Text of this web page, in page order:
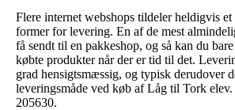
Flere internet webshops tildeler heldigvis
former for levering. En af de mest
få sendt til en pakkeshop, og så kan du
købte produkter når der er tid til det.
grad hensigtsmæssig, og typisk derudover
leveringsmåde ved køb af Låg til Tork
205630.